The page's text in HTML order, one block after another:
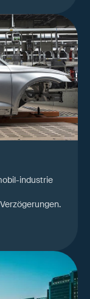
industrie